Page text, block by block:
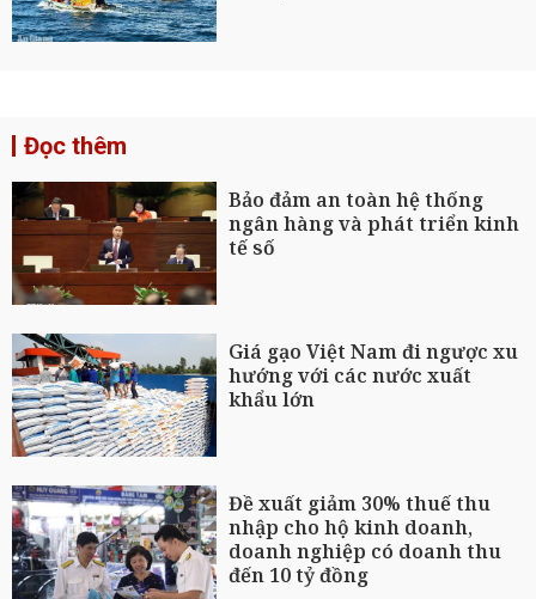
Đọc thêm
Bảo đảm an toàn hệ thống
ngân hàng và phát triển kinh
tế số
Giá gạo Việt Nam đi ngược xu
hướng với các nước xuất
khẩu lớn
Đề xuất giảm 30% thuế thu
nhập cho hộ kinh doanh,
doanh nghiệp có doanh thu
đến 10 tỷ đồng